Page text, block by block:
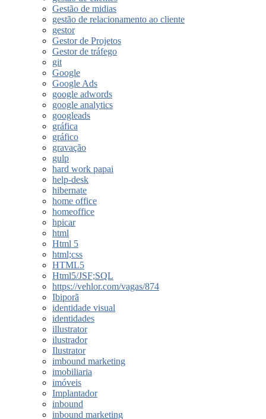
Gestão de midias
gestão de relacionamento ao cliente
gestor
Gestor de Projetos
Gestor de tráfego
git
Google
Google Ads
google adwords
google analytics
googleads
gráfica
gráfico
gravação
gulp
hard work papai
help-desk
hibernate
home office
homeoffice
hpicar
html
Html 5
html;css
HTML5
Html5/JSF;SQL
https://vehlor.com/vagas/874
Ibiporã
identidade visual
identidades
illustrator
ilustrador
Ilustrator
imbound marketing
imobiliaria
imóveis
Implantador
inbound
inbound marketing